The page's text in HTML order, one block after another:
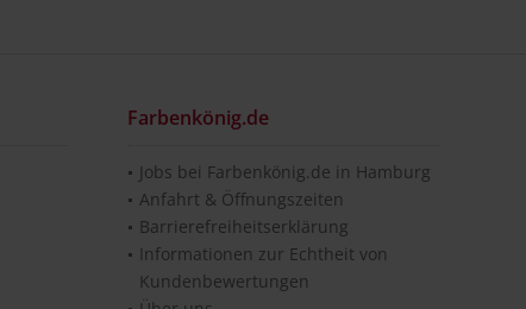
Farbenkönig.de
Jobs bei Farbenkönig.de in Hamburg
Anfahrt & Öffnungszeiten
Barrierefreiheitserklärung
Informationen zur Echtheit von
Kundenbewertungen